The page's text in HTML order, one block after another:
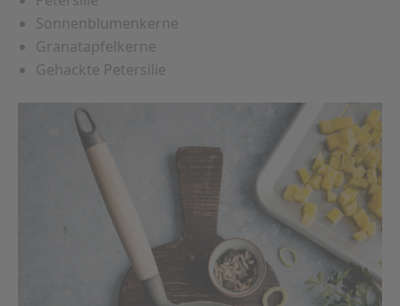
Sonnenblumenkerne
Granatapfelkerne
Gehackte Petersilie